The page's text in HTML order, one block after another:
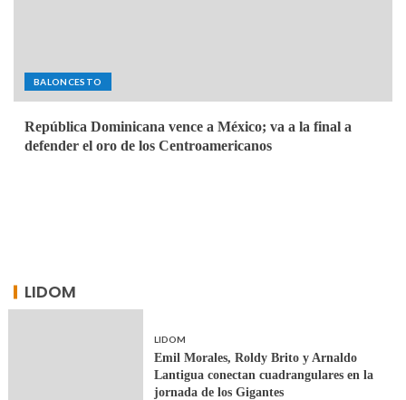
BALONCESTO
República Dominicana vence a México; va a la final a
defender el oro de los Centroamericanos
LIDOM
LIDOM
Emil Morales, Roldy Brito y Arnaldo
Lantigua conectan cuadrangulares en la
jornada de los Gigantes